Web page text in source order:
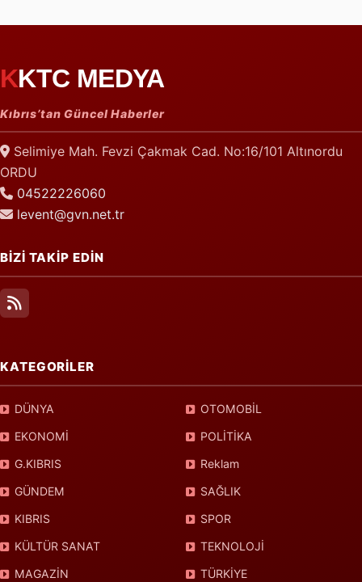
KKTC MEDYA
Kıbrıs’tan Güncel Haberler
Selimiye Mah. Fevzi Çakmak Cad. No:16/101 Altınordu
ORDU
04522226060
levent@gvn.net.tr
BİZİ TAKİP EDİN
KATEGORİLER
DÜNYA
EKONOMİ
G.KIBRIS
GÜNDEM
KIBRIS
KÜLTÜR SANAT
MAGAZİN
OTOMOBİL
POLİTİKA
Reklam
SAĞLIK
SPOR
TEKNOLOJİ
TÜRKİYE